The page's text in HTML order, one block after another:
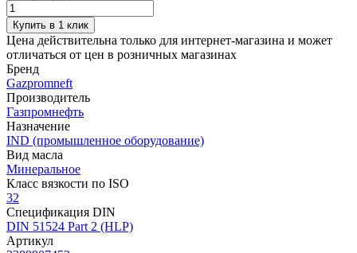
Купить в 1 клик
Цена действительна только для интернет-магазина и может
отличаться от цен в розничных магазинах
Бренд
Gazpromneft
Производитель
Газпромнефть
Назначение
IND (промышленное оборудование)
Вид масла
Минеральное
Класс вязкости по ISO
32
Спецификация DIN
DIN 51524 Part 2 (HLP)
Артикул